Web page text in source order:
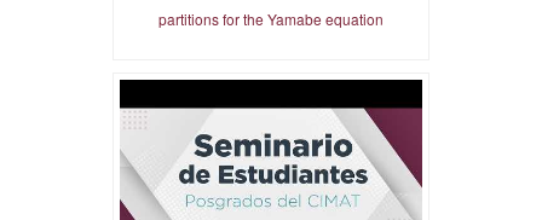
partitions for the Yamabe equation